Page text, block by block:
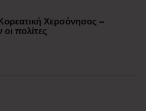
Χερσόνησος –
πολίτες